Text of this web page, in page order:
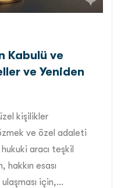
Kabulü ve
ve Yeniden
kişilikler
ve özel adaleti
aracı teşkil
hakkın esası
için,...